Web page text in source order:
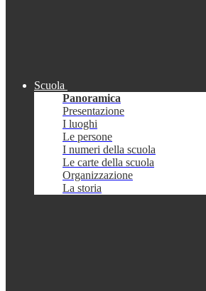
Scuola
Panoramica
Presentazione
I luoghi
Le persone
I numeri della scuola
Le carte della scuola
Organizzazione
La storia